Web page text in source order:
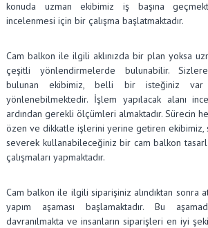
konuda uzman ekibimiz iş başına
incelenmesi için bir çalışma başlatmaktadır.
Cam balkon ile ilgili aklınızda bir plan yoksa
çeşitli yönlendirmelerde bulunabilir.
bulunan ekibimiz, belli bir isteğiniz
yönlenebilmektedir. İşlem yapılacak alanı
ardından gerekli ölçümleri almaktadır. Sürecin
özen ve dikkatle işlerini yerine getiren ekibimiz,
severek kullanabileceğiniz bir cam balkon
çalışmaları yapmaktadır.
Cam balkon ile ilgili siparişiniz alındıktan sonra
yapım aşaması başlamaktadır. Bu
davranılmakta ve insanların siparişleri en iyi